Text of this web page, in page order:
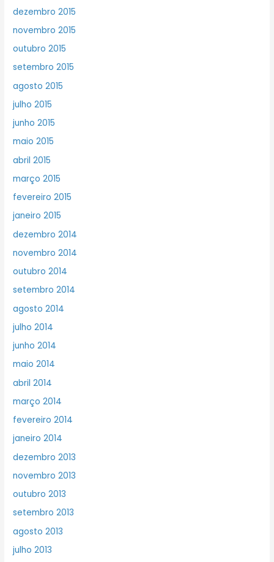
dezembro 2015
novembro 2015
outubro 2015
setembro 2015
agosto 2015
julho 2015
junho 2015
maio 2015
abril 2015
março 2015
fevereiro 2015
janeiro 2015
dezembro 2014
novembro 2014
outubro 2014
setembro 2014
agosto 2014
julho 2014
junho 2014
maio 2014
abril 2014
março 2014
fevereiro 2014
janeiro 2014
dezembro 2013
novembro 2013
outubro 2013
setembro 2013
agosto 2013
julho 2013